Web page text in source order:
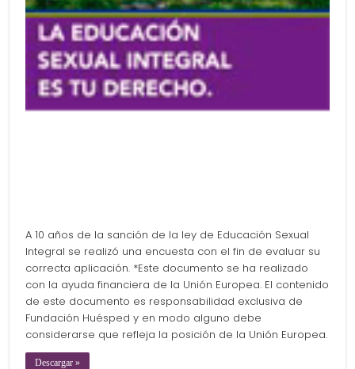
A 10 años de la sanción de la ley de Educación Sexual
Integral se realizó una encuesta con el fin de evaluar su
correcta aplicación. *Este documento se ha realizado
con la ayuda financiera de la Unión Europea. El contenido
de este documento es responsabilidad exclusiva de
Fundación Huésped y en modo alguno debe
considerarse que refleja la posición de la Unión Europea.
Descargar »